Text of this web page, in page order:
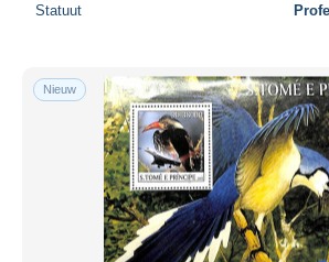
Statuut
Nieuw